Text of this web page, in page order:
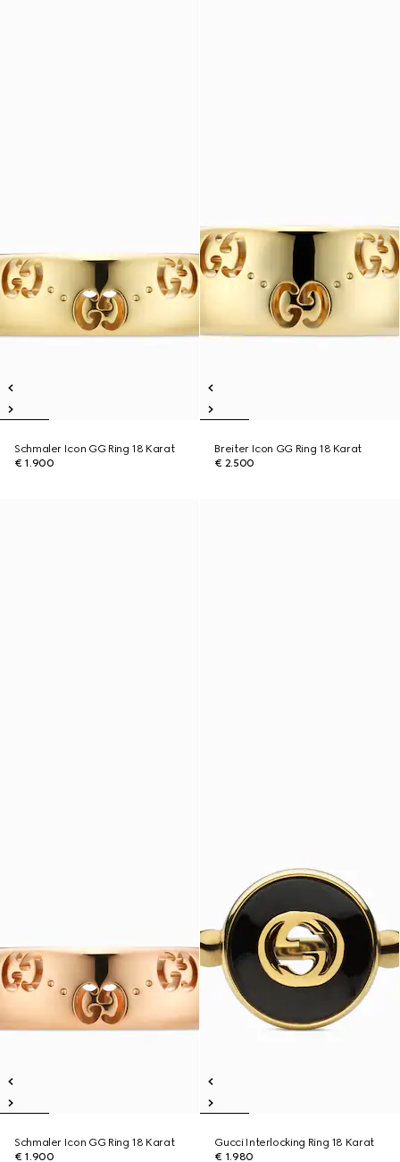
Schmaler Icon GG Ring 18 Karat
€ 1.900
Breiter Icon GG Ring 18 Karat
€ 2.500
Schmaler Icon GG Ring 18 Karat
€ 1.900
Gucci Interlocking Ring 18 Karat
€ 1.980